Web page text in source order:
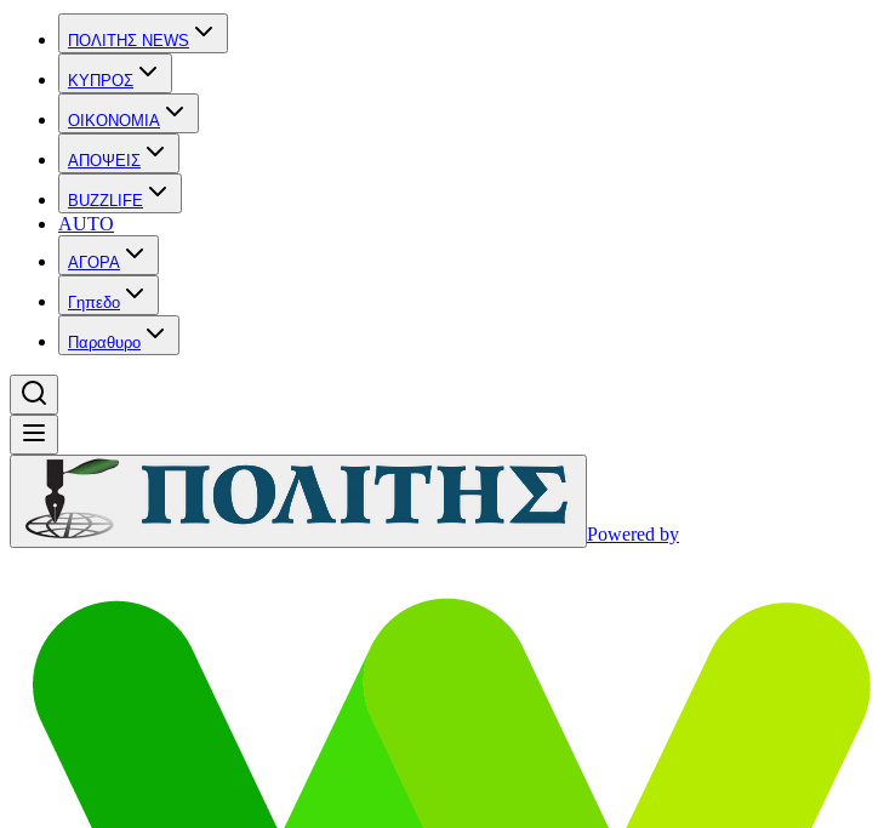
ΠΟΛΙΤΗΣ NEWS
ΚΥΠΡΟΣ
OIKONOMIA
ΑΠΟΨΕΙΣ
BUZZLIFE
AUTO
ΑΓΟΡΑ
Γηπεδο
Παραθυρο
Powered by